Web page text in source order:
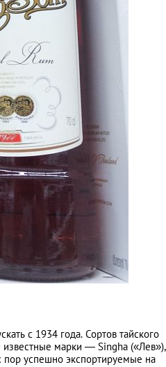
с 1934 года. Сортов тайского
марки — Singha («Лев»),
пор успешно экспортируемые на